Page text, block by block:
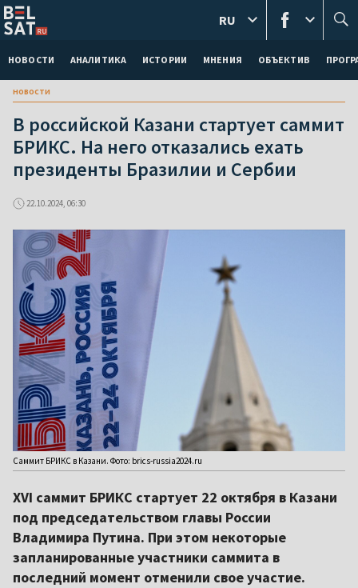
НОВОСТИ АНАЛИТИКА ИСТОРИИ МНЕНИЯ ОБЪЕКТИВ
RU
новости
В российской Казани стартует саммит
БРИКС. На него отказались ехать
президенты Бразилии и Сербии
22.10.2024, 06:30
Саммит БРИКС в Казани. Фото: brics-russia2024.ru
XVI саммит БРИКС стартует 22 октября в Казани
под председательством главы России
Владимира Путина. При этом некоторые
запланированные участники саммита в
последний момент отменили свое участие.